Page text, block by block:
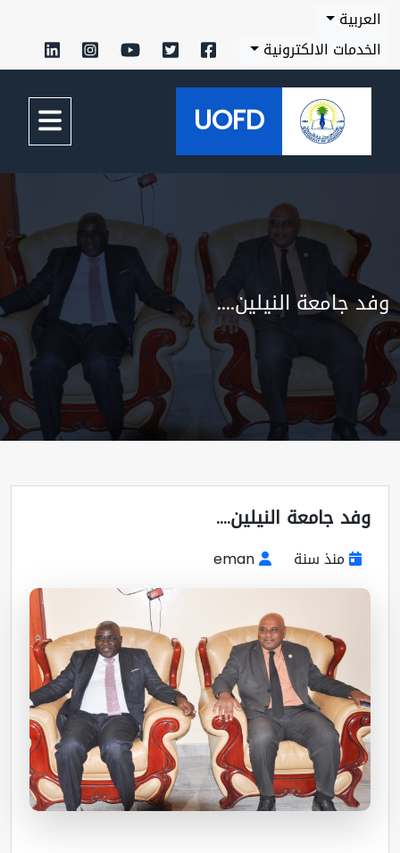
الالكترونية
UOFD
النيلين....
جامعة النيلين....
منذ سنة eman